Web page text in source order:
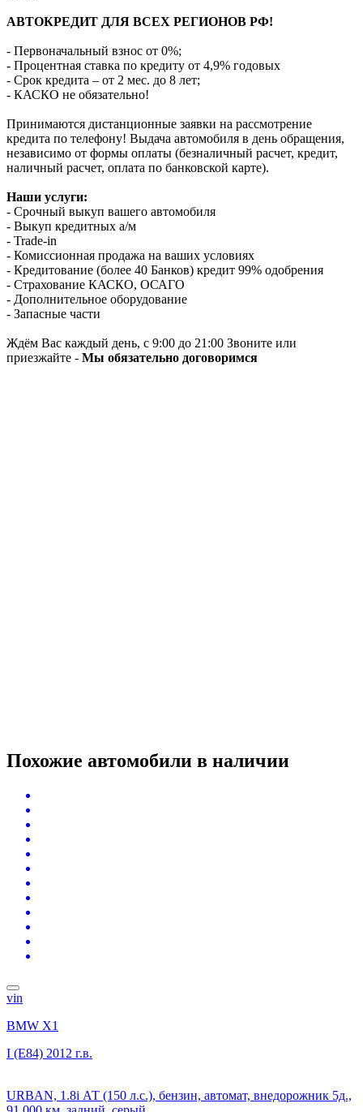
АВТОКРЕДИТ ДЛЯ ВСЕХ РЕГИОНОВ РФ!
- Первоначальный взнос от 0%;
- Процентная ставка по кредиту от 4,9% годовых
- Срок кредита – от 2 мес. до 8 лет;
- КАСКО не обязательно!
Принимаются дистанционные заявки на рассмотрение
кредита по телефону! Выдача автомобиля в день обращения,
независимо от формы оплаты (безналичный расчет, кредит,
наличный расчет, оплата по банковской карте).
Наши услуги:
- Срочный выкуп вашего автомобиля
- Выкуп кредитных а/м
- Trade-in
- Комиссионная продажа на ваших условиях
- Кредитование (более 40 Банков) кредит 99% одобрения
- Страхование КАСКО, ОСАГО
- Дополнительное оборудование
- Запасные части
Ждём Вас каждый день, с 9:00 до 21:00 Звоните или
приезжайте - Мы обязательно договоримся
Похожие автомобили в наличии
vin
BMW X1
I (E84) 2012 г.в.
URBAN, 1.8i АТ (150 л.с.), бензин, автомат, внедорожник 5д.,